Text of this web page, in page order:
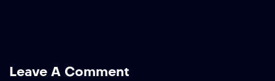
Leave A Comment